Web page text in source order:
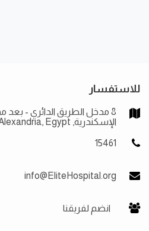
للاستفسار
8 مدخل الطريق الدائري - بعد
الإسكندرية, Alexandria, Egypt
15461
info@EliteHospital.org
انضم لفريقنا